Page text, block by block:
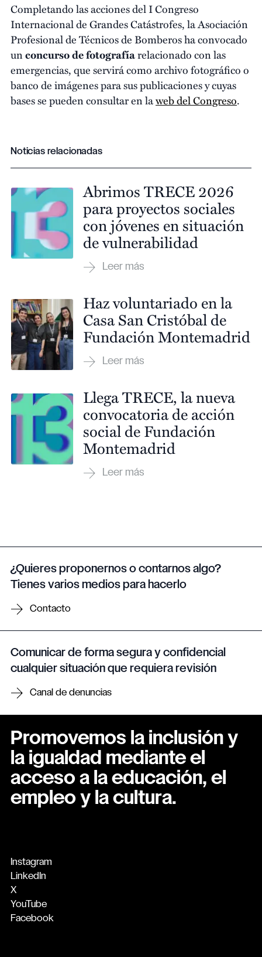
Completando las acciones del I Congreso
Internacional de Grandes Catástrofes, la Asociación
Profesional de Técnicos de Bomberos ha convocado
unconcurso de fotografíarelacionado con las
emergencias, que servirá como archivo fotográfico o
banco de imágenes para sus publicaciones y cuyas
bases se pueden consultar en laweb del Congreso.
Noticias relacionadas
Abrimos TRECE 2026
para proyectos sociales
con jóvenes en situación
de vulnerabilidad
Haz voluntariado en la
Casa San Cristóbal de
Fundación Montemadrid
Llega TRECE, la nueva
convocatoria de acción
social de Fundación
Montemadrid
¿Quieres proponernos o contarnos algo?
Tienes varios medios para hacerlo
Contacto
Comunicar de forma segura y confidencial
cualquier situación que requiera revisión
Canal de denuncias
Promovemos la inclusión y
la igualdad mediante el
acceso a la educación, el
empleo y la cultura.
Instagram
LinkedIn
X
YouTube
Facebook